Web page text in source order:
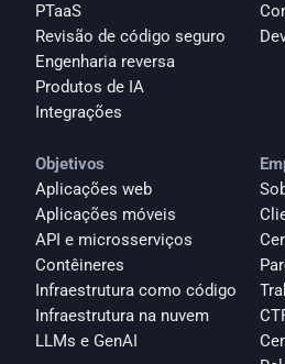
PTaaS
Revisão de código seguro
Engenharia reversa
Produtos de IA
Integrações
Objetivos
Aplicações web
Aplicações móveis
API e microsserviços
Contêineres
Infraestrutura como código
Infraestrutura na nuvem
LLMs e GenAI